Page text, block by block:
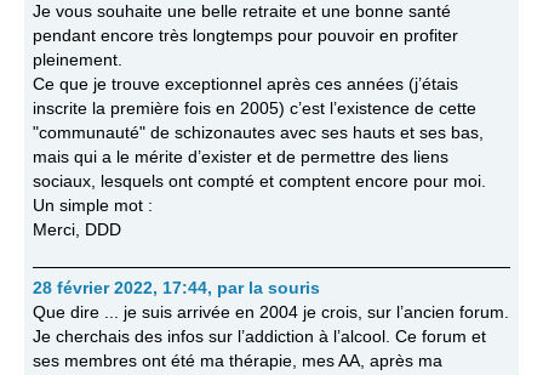
Je vous souhaite une belle retraite et une bonne santé
pendant encore très longtemps pour pouvoir en profiter
pleinement.
Ce que je trouve exceptionnel après ces années (j’étais
inscrite la première fois en 2005) c’est l’existence de cette
"communauté" de schizonautes avec ses hauts et ses bas,
mais qui a le mérite d’exister et de permettre des liens
sociaux, lesquels ont compté et comptent encore pour moi.
Un simple mot :
Merci, DDD
28 février 2022, 17:44, par la souris
Que dire ... je suis arrivée en 2004 je crois, sur l’ancien forum.
Je cherchais des infos sur l’addiction à l’alcool. Ce forum et
ses membres ont été ma thérapie, mes AA, après ma